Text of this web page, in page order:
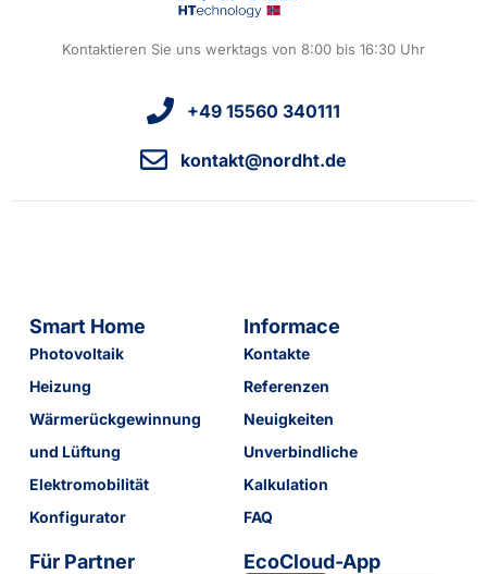
Kontaktieren Sie uns werktags von 8:00 bis 16:30 Uhr
+49 15560 340111
kontakt@nordht.de
Smart Home
Photovoltaik
Heizung
Wärmerückgewinnung
und Lüftung
Elektromobilität
Konfigurator
Informace
Kontakte
Referenzen
Neuigkeiten
Unverbindliche
Kalkulation
FAQ
Für Partner EcoCloud-App